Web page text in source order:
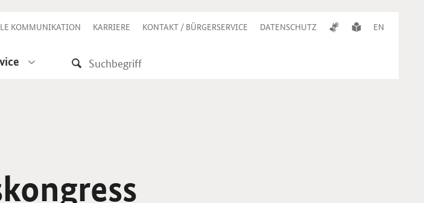
KOMMUNIKATION KARRIERE KONTAKT / BÜRGERSERVICE DATENSCHUTZ EN